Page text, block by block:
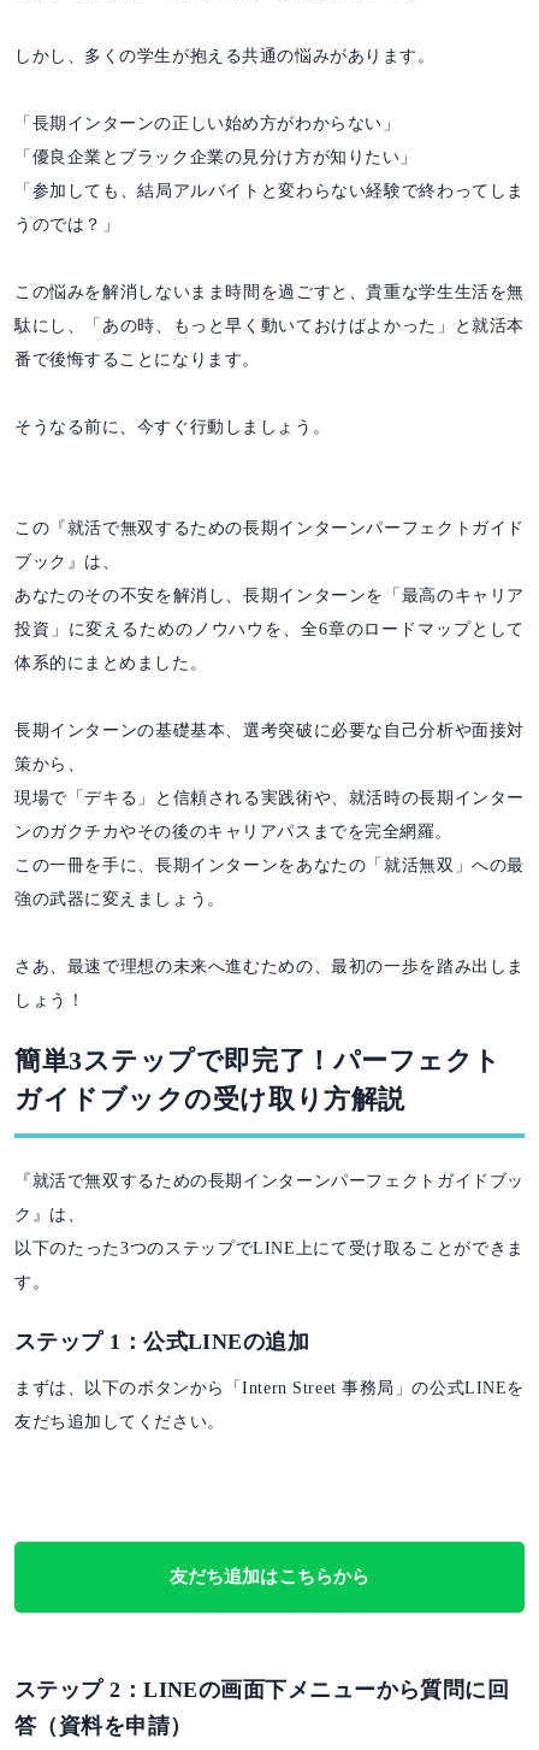
しかし、多くの学生が抱える共通の悩みがあります。
「長期インターンの正しい始め方がわからない」
「優良企業とブラック企業の見分け方が知りたい」
「参加しても、結局アルバイトと変わらない経験で終わってしま
うのでは？」
この悩みを解消しないまま時間を過ごすと、貴重な学生生活を無
駄にし、「あの時、もっと早く動いておけばよかった」と就活本
番で後悔することになります。
そうなる前に、今すぐ行動しましょう。
この『就活で無双するための長期インターンパーフェクトガイド
ブック』は、
あなたのその不安を解消し、長期インターンを「最高のキャリア
投資」に変えるためのノウハウを、全6章のロードマップとして
体系的にまとめました。
長期インターンの基礎基本、選考突破に必要な自己分析や面接対
策から、
現場で「デキる」と信頼される実践術や、就活時の長期インター
ンのガクチカやその後のキャリアパスまでを完全網羅。
この一冊を手に、長期インターンをあなたの「就活無双」への最
強の武器に変えましょう。
さあ、最速で理想の未来へ進むための、最初の一歩を踏み出しま
しょう！
簡単3ステップで即完了！パーフェクト
ガイドブックの受け取り方解説
『就活で無双するための長期インターンパーフェクトガイドブッ
ク』は、
以下のたった3つのステップでLINE上にて受け取ることができま
す。
ステップ 1：公式LINEの追加
まずは、以下のボタンから「Intern Street 事務局」の公式LINEを
友だち追加してください。
友だち追加はこちらから
ステップ 2：LINEの画面下メニューから質問に回
答（資料を申請）